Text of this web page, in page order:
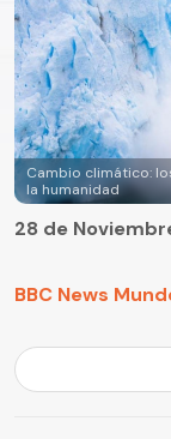
Cambio climático:
la humanidad
BBC News
28 de